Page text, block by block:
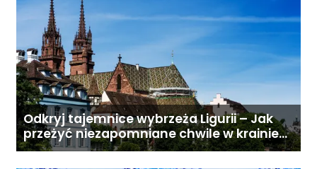
Odkryj tajemnice wybrzeża Ligurii – Jak
przeżyć niezapomniane chwile w krainie
pesto i słońca